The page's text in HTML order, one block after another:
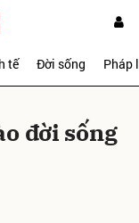
tế Đời sống Pháp
đời sống